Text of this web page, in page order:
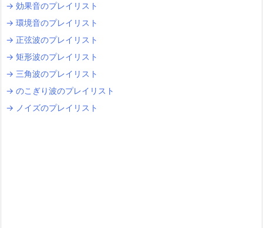
→ 効果音のプレイリスト
→ 環境音のプレイリスト
→ 正弦波のプレイリスト
→ 矩形波のプレイリスト
→ 三角波のプレイリスト
→ のこぎり波のプレイリスト
→ ノイズのプレイリスト